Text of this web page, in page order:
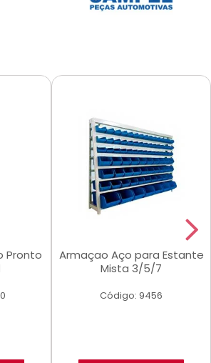
Pronto
Armaçao Aço para Estante
Mista 3/5/7
Código: 9456